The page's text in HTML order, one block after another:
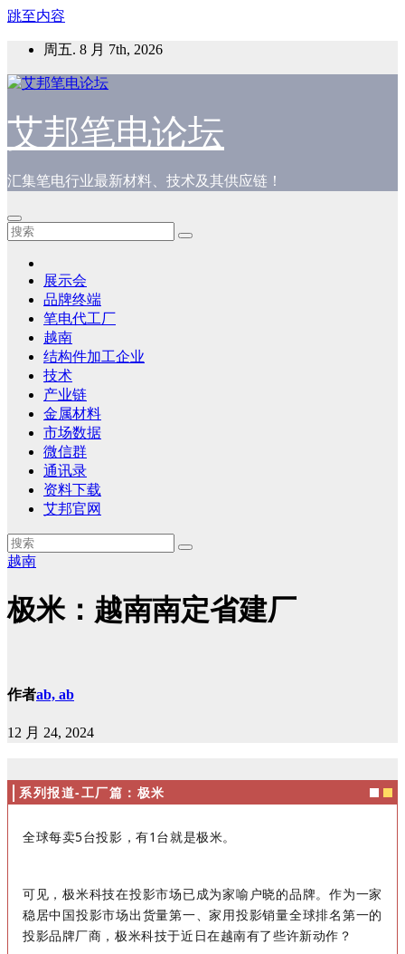
跳至内容
周五. 8 月 7th, 2026
艾邦笔电论坛
汇集笔电行业最新材料、技术及其供应链！
展示会
品牌终端
笔电代工厂
越南
结构件加工企业
技术
产业链
金属材料
市场数据
微信群
通讯录
资料下载
艾邦官网
越南
极米：越南南定省建厂
作者ab, ab
12 月 24, 2024
系列报道-工厂篇：极米
全球每卖5台投影，有1台就是极米。
可见，极米科技在投影市场已成为家喻户晓的品牌。作为一家
稳居中国投影市场出货量第一、家用投影销量全球排名第一的
投影品牌厂商，极米科技于近日在越南有了些许新动作？